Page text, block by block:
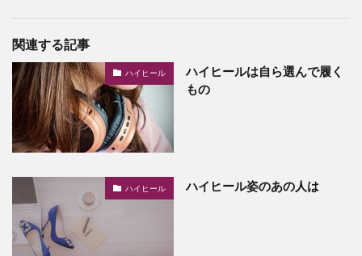
関連する記事
ハイヒール
ハイヒールは自ら選んで履く
もの
ハイヒール ハイヒール姿のあの人は